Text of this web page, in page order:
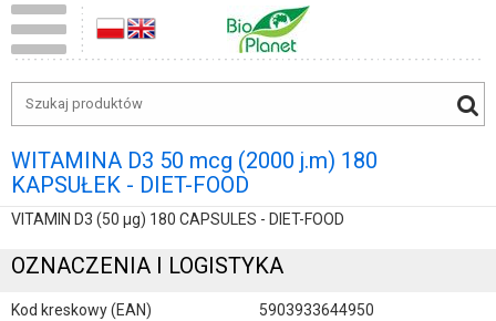
WITAMINA D3 50 mcg (2000 j.m) 180
KAPSUŁEK - DIET-FOOD
VITAMIN D3 (50 µg) 180 CAPSULES - DIET-FOOD
OZNACZENIA I LOGISTYKA
Kod kreskowy (EAN)
5903933644950